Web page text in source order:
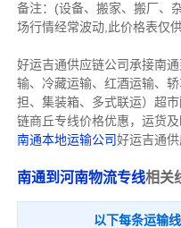
备注： (设备、搬家、搬厂、
场行情经常波动,此价格表仅
好运吉通供应链公司承接南
输、冷藏运输、红酒运输、
担、集装箱、多式联运）超
链商丘专线价格优惠，运货
南通本地运输公司好运吉通供
南通到河南物流专线相关
以下每条运输